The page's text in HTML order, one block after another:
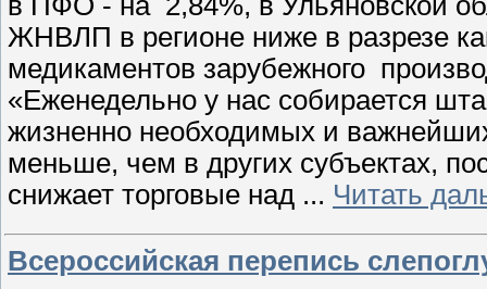
ЖНВЛП в регионе ниже в разрезе
медикаментов зарубежного
«Еженедельно у нас собирается
жизненно необходимых и
меньше, чем в других субъектах,
снижает торговые над ... Читать
Всероссийская перепись